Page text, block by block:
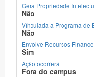
Gera Propriedade
Não
Vínculada a Programa de
Não
Envolve Recursos
Sim
Ação ocorrerá
Fora do campus